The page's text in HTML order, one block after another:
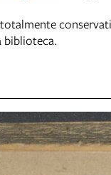
biblioteca.